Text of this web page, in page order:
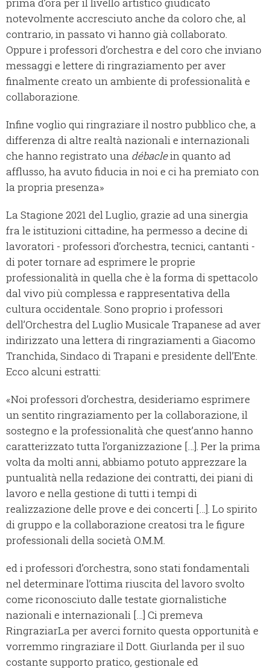
notevolmente accresciuto anche da coloro che, al
contrario, in passato vi hanno già collaborato.
Oppure i professori d’orchestra e del coro che inviano
messaggi e lettere di ringraziamento per aver
finalmente creato un ambiente di professionalità e
collaborazione.
Infine voglio qui ringraziare il nostro pubblico che, a
differenza di altre realtà nazionali e internazionali
che hanno registrato una débaclein quanto ad
afflusso, ha avuto fiducia in noi e ci ha premiato con
la propria presenza»
La Stagione 2021 del Luglio, grazie ad una sinergia
fra le istituzioni cittadine, ha permesso a decine di
lavoratori - professori d’orchestra, tecnici, cantanti -
di poter tornare ad esprimere le proprie
professionalità in quella che è la forma di spettacolo
dal vivo più complessa e rappresentativa della
cultura occidentale. Sono proprio i professori
dell’Orchestra del Luglio Musicale Trapanese ad aver
indirizzato una lettera di ringraziamenti a Giacomo
Tranchida, Sindaco di Trapani e presidente dell’Ente.
Ecco alcuni estratti:
«Noi professori d’orchestra, desideriamo esprimere
un sentito ringraziamento per la collaborazione, il
sostegno e la professionalità che quest’anno hanno
caratterizzato tutta l’organizzazione […]. Per la prima
volta da molti anni, abbiamo potuto apprezzare la
puntualità nella redazione dei contratti, dei piani di
lavoro e nella gestione di tutti i tempi di
realizzazione delle prove e dei concerti […]. Lo spirito
di gruppo e la collaborazione creatosi tra le figure
professionali della società O.M.M.
ed i professori d’orchestra, sono stati fondamentali
nel determinare l’ottima riuscita del lavoro svolto
come riconosciuto dalle testate giornalistiche
nazionali e internazionali […] Ci premeva
RingraziarLa per averci fornito questa opportunità e
vorremmo ringraziare il Dott. Giurlanda per il suo
costante supporto pratico, gestionale ed